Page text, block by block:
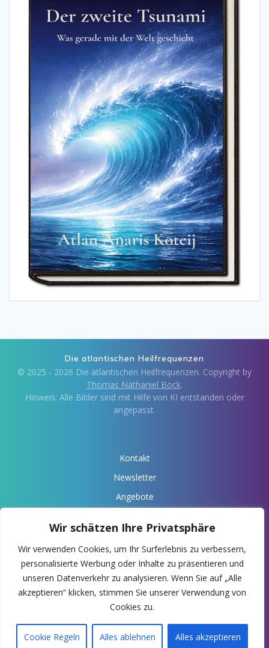
Wir schätzen Ihre Privatsphäre
Wir verwenden Cookies, um Ihr Surferlebnis zu verbessern,
personalisierte Werbung oder Inhalte zu präsentieren und
unseren Datenverkehr zu analysieren. Wenn Sie auf „Alle
akzeptieren“ klicken, stimmen Sie unserer Verwendung von
Cookies zu.
Cookie Regeln Alles ablehnen Alles akzeptieren
Die atlantischen Heilfrequenzen
© 2025 - 2026 Die atlantischen Heilfrequenzen. Copyright by
Thomas Nathaniel Bock.
Hinweis: Alle Bilder sind mit Hilfe von KI entstanden oder
angepasst.
Kontakt
Newsletter
Angebote
Impressum
Datenschutz
Deine Spende
-> Anaris Webseite